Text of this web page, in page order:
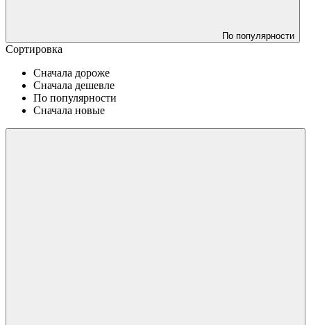
По популярности
Сортировка
Сначала дороже
Сначала дешевле
По популярности
Сначала новые